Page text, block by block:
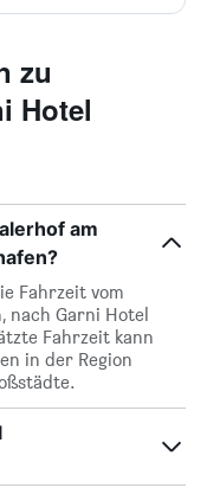
zu
Hotel
am
Fahrzeit vom
nach Garni Hotel
Fahrzeit kann
in der Region